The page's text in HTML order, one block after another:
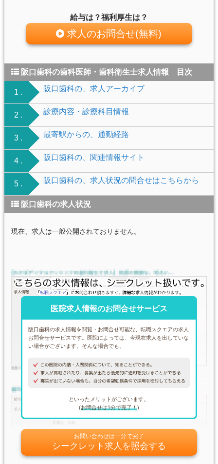
給与は？福利厚生は？
求人のお問合せ(無料)
阪口歯科の歯科医師・歯科衛生士求人情報 目次
1 . 阪口歯科の、求人アーカイブ
2 . 診療内容・診療科目情報
3 . 最寄駅からの、通勤経路
4 . 阪口歯科の、関連情報サイト
5 . 阪口歯科の、求人状況の問合せはこちらから
阪口歯科の求人状況
現在、求人は一般公開されておりません。
医院求人情報のお問合せサービス
阪口歯科の求人情報を閲覧・お問合せ可能な、転職スクエアの求人
お問合せサービスです。医院によっては、今現在求人を出していな
い場合がございます。そんな場合でも、
といったメリットがございます。
(お問合せは1分で完了！)
お問い合わせは一分で完了
シークレット求人を照会する